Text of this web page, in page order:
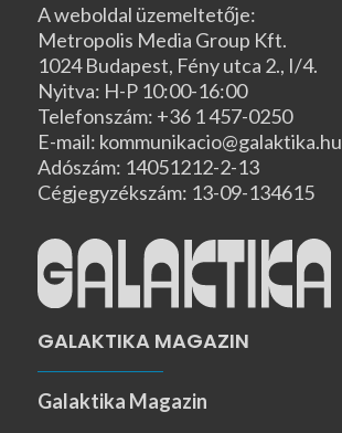
A weboldal üzemeltetője:
Metropolis Media Group Kft.
1024 Budapest, Fény utca 2., I/4.
Nyitva: H-P 10:00-16:00
Telefonszám: +36 1 457-0250
E-mail: kommunikacio@galaktika.hu
Adószám: 14051212-2-13
Cégjegyzékszám: 13-09-134615
GALAKTIKA MAGAZIN
Galaktika Magazin